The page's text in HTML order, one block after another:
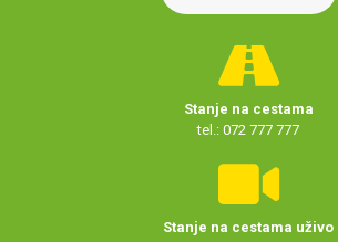
Stanje na cestama
tel.: 072 777 777
Stanje na cestama uživo